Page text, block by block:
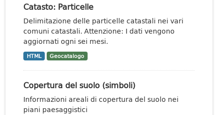
Catasto: Particelle
Delimitazione delle particelle catastali nei vari
comuni catastali. Attenzione: I dati vengono
aggiornati ogni sei mesi.
HTML Geocatalogo
Copertura del suolo (simboli)
Informazioni areali di copertura del suolo nei
piani paesaggistici